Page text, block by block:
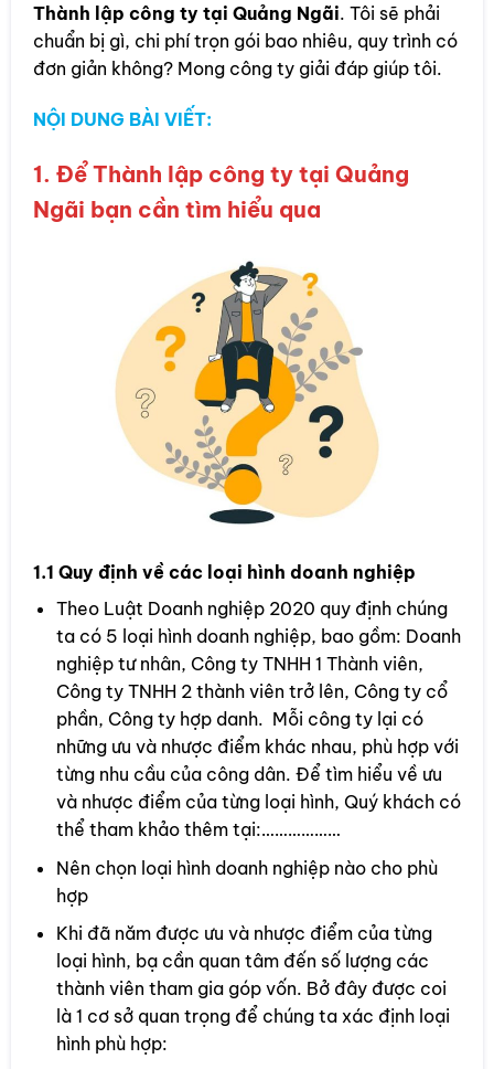
Thành lập công ty tại Quảng Ngãi. Tôi sẽ phải
chuẩn bị gì, chi phí trọn gói bao nhiêu, quy trình có
đơn giản không? Mong công ty giải đáp giúp tôi.
NỘI DUNG BÀI VIẾT:
1. Để Thành lập công ty tại Quảng
Ngãi bạn cần tìm hiểu qua
1.1 Quy định về các loại hình doanh nghiệp
Theo Luật Doanh nghiệp 2020 quy định chúng
ta có 5 loại hình doanh nghiệp, bao gồm: Doanh
nghiệp tư nhân, Công ty TNHH 1 Thành viên,
Công ty TNHH 2 thành viên trở lên, Công ty cổ
phần, Công ty hợp danh. Mỗi công ty lại có
những ưu và nhược điểm khác nhau, phù hợp với
từng nhu cầu của công dân. Để tìm hiểu về ưu
và nhược điểm của từng loại hình, Quý khách có
thể tham khảo thêm tại:………………
Nên chọn loại hình doanh nghiệp nào cho phù
hợp
Khi đã năm được ưu và nhược điểm của từng
loại hình, bạ cần quan tâm đến số lượng các
thành viên tham gia góp vốn. Bở đây được coi
là 1 cơ sở quan trọng để chúng ta xác định loại
hình phù hợp: